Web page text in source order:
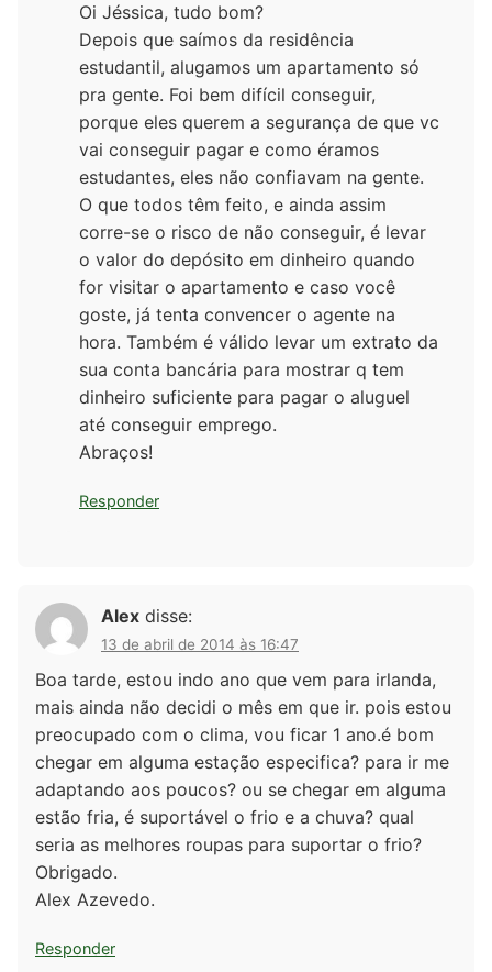
Oi Jéssica, tudo bom?
Depois que saímos da residência
estudantil, alugamos um apartamento só
pra gente. Foi bem difícil conseguir,
porque eles querem a segurança de que vc
vai conseguir pagar e como éramos
estudantes, eles não confiavam na gente.
O que todos têm feito, e ainda assim
corre-se o risco de não conseguir, é levar
o valor do depósito em dinheiro quando
for visitar o apartamento e caso você
goste, já tenta convencer o agente na
hora. Também é válido levar um extrato da
sua conta bancária para mostrar q tem
dinheiro suficiente para pagar o aluguel
até conseguir emprego.
Abraços!
Responder
Alex disse:
13 de abril de 2014 às 16:47
Boa tarde, estou indo ano que vem para irlanda,
mais ainda não decidi o mês em que ir. pois estou
preocupado com o clima, vou ficar 1 ano.é bom
chegar em alguma estação especifica? para ir me
adaptando aos poucos? ou se chegar em alguma
estão fria, é suportável o frio e a chuva? qual
seria as melhores roupas para suportar o frio?
Obrigado.
Alex Azevedo.
Responder